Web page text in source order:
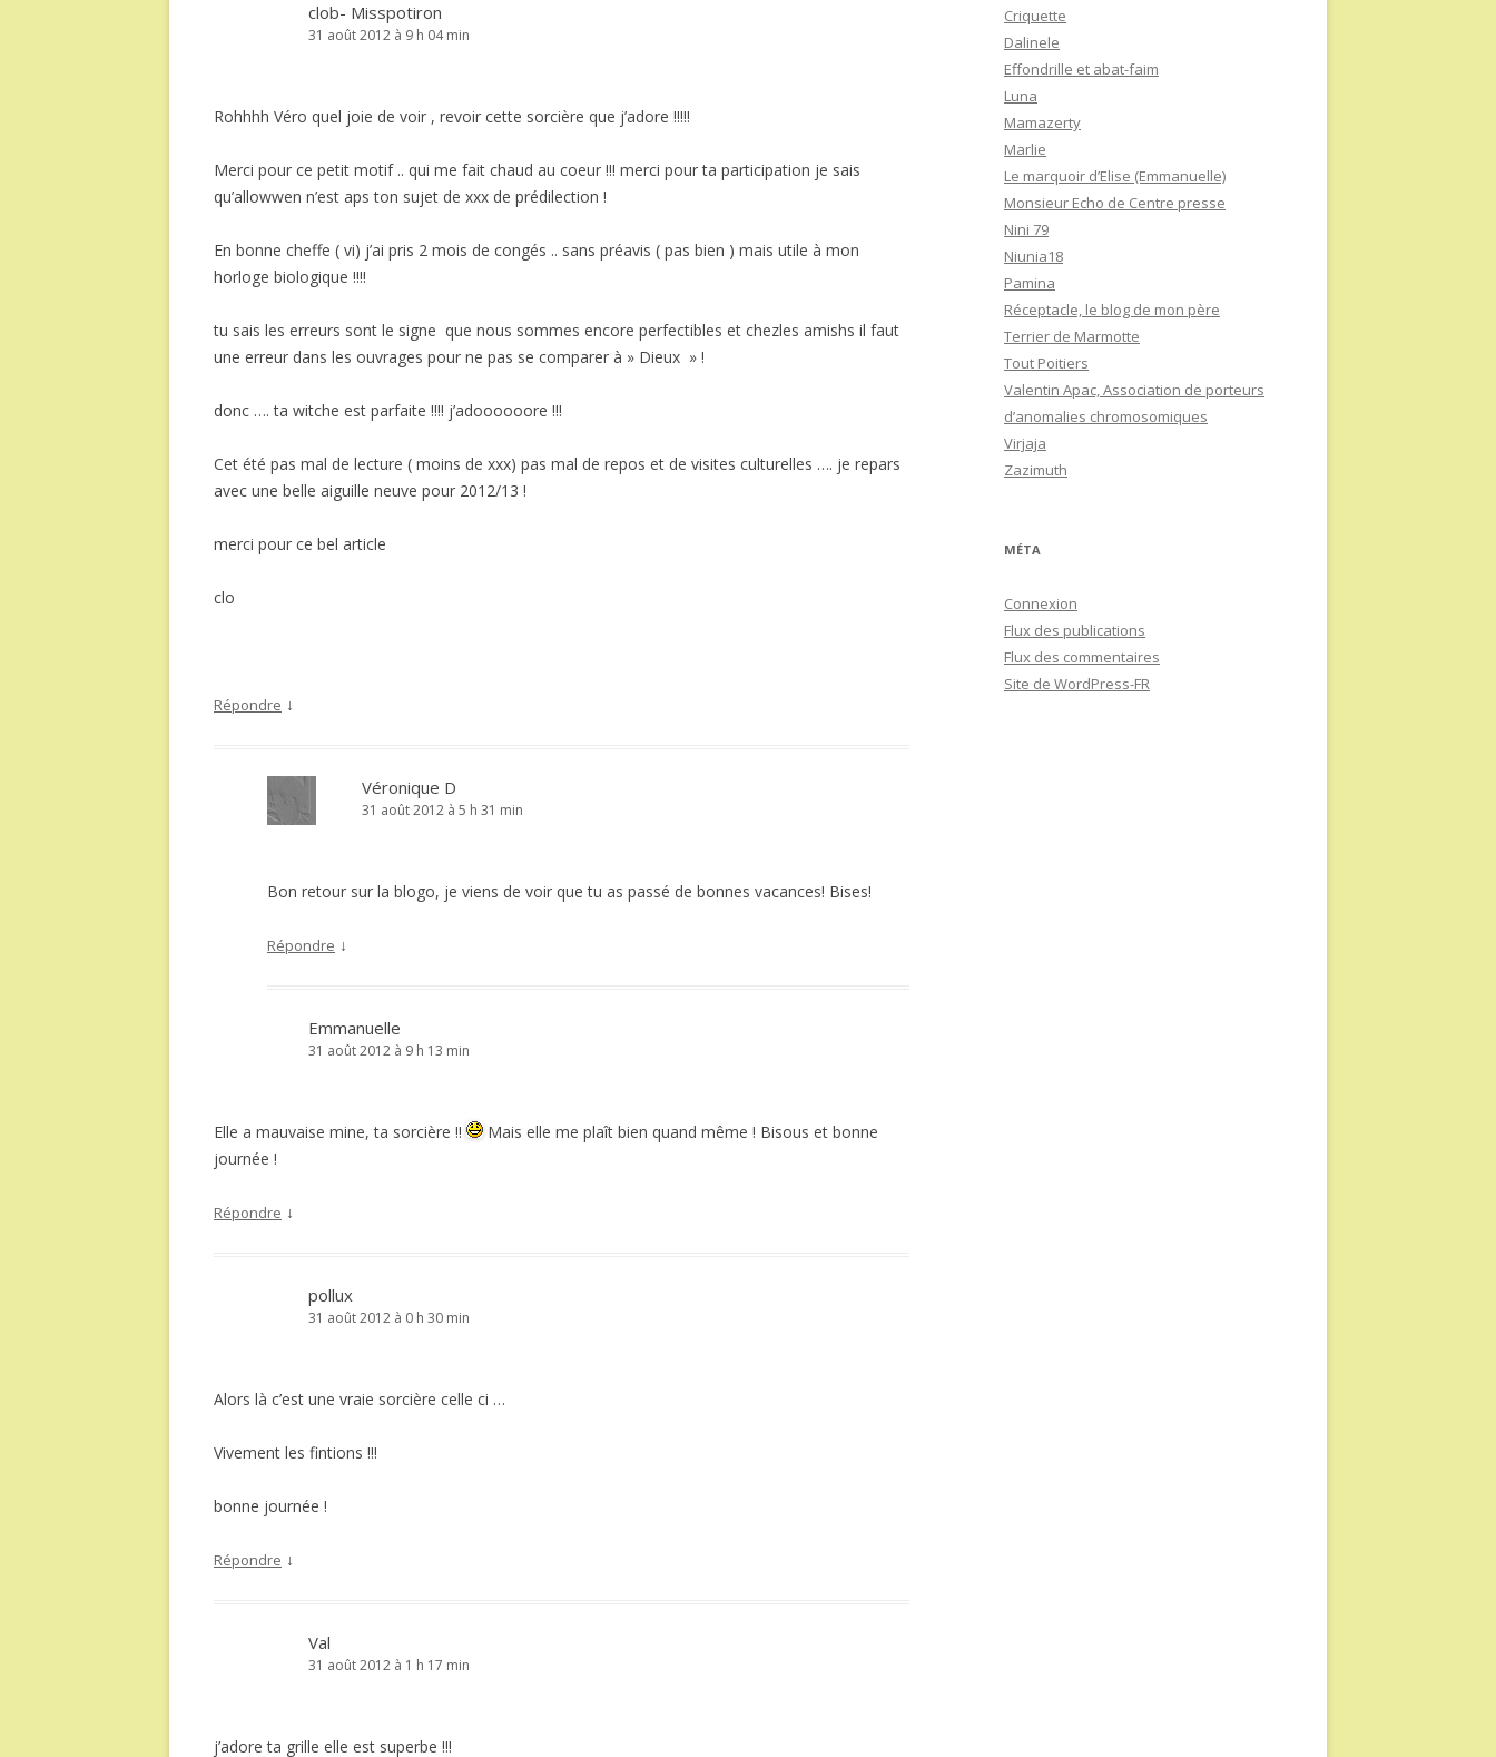
clob- Misspotiron
31 août 2012 à 9 h 04 min
Rohhhh Véro quel joie de voir , revoir cette sorcière que j’adore !!!!!
Merci pour ce petit motif .. qui me fait chaud au coeur !!! merci pour ta participation je sais
qu’allowwen n’est aps ton sujet de xxx de prédilection !
En bonne cheffe ( vi) j’ai pris 2 mois de congés .. sans préavis ( pas bien ) mais utile à mon
horloge biologique !!!!
tu sais les erreurs sont le signe que nous sommes encore perfectibles et chezles amishs il faut
une erreur dans les ouvrages pour ne pas se comparer à » Dieux » !
donc …. ta witche est parfaite !!!! j’adoooooore !!!
Cet été pas mal de lecture ( moins de xxx) pas mal de repos et de visites culturelles …. je repars
avec une belle aiguille neuve pour 2012/13 !
merci pour ce bel article
clo
Répondre ↓
Véronique D
31 août 2012 à 5 h 31 min
Bon retour sur la blogo, je viens de voir que tu as passé de bonnes vacances! Bises!
Répondre ↓
Emmanuelle
31 août 2012 à 9 h 13 min
Elle a mauvaise mine, ta sorcière !!
Mais elle me plaît bien quand même ! Bisous et bonne
journée !
Répondre ↓
pollux
31 août 2012 à 0 h 30 min
Alors là c’est une vraie sorcière celle ci …
Vivement les fintions !!!
bonne journée !
Répondre ↓
Val
31 août 2012 à 1 h 17 min
j’adore ta grille elle est superbe !!!
Criquette
Dalinele
Effondrille et abat-faim
Luna
Mamazerty
Marlie
Le marquoir d’Elise (Emmanuelle)
Monsieur Echo de Centre presse
Nini 79
Niunia18
Pamina
Réceptacle, le blog de mon père
Terrier de Marmotte
Tout Poitiers
Valentin Apac, Association de porteurs
d’anomalies chromosomiques
Virjaja
Zazimuth
MÉTA
Connexion
Flux des publications
Flux des commentaires
Site de WordPress-FR